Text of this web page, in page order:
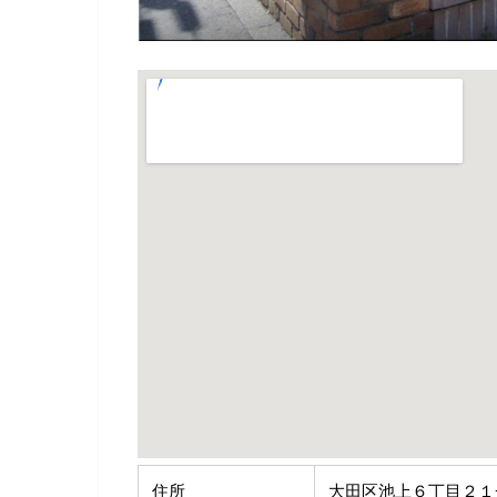
住所 大田区池上６丁目２